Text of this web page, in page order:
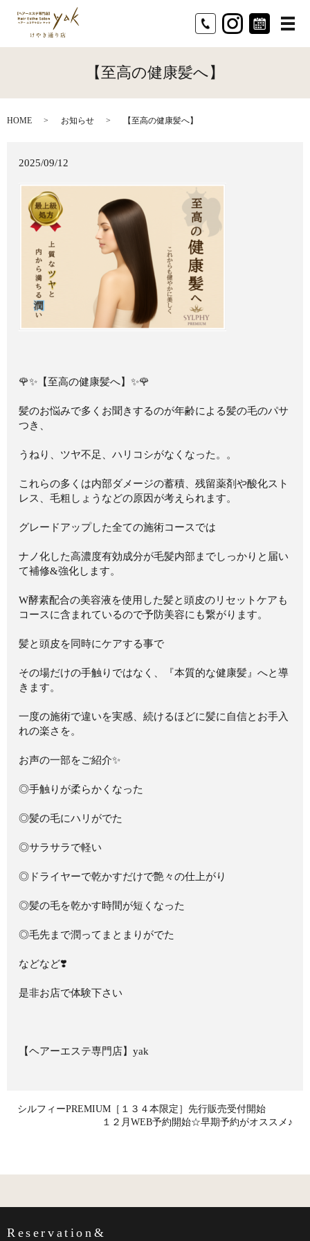
メ
【至高の健康髪へ】
HOME お知らせ 【至高の健康髪へ】
2025/09/12
🌹✨【至高の健康髪へ】✨🌹
髪のお悩みで多くお聞きするのが年齢による髪の毛のパサ
つき、
うねり、ツヤ不足、ハリコシがなくなった。。
これらの多くは内部ダメージの蓄積、残留薬剤や酸化スト
レス、毛粗しょうなどの原因が考えられます。
グレードアップした全ての施術コースでは
ナノ化した高濃度有効成分が毛髪内部までしっかりと届い
て補修&強化します。
W酵素配合の美容液を使用した髪と頭皮のリセットケアも
コースに含まれているので予防美容にも繋がります。
髪と頭皮を同時にケアする事で
その場だけの手触りではなく、『本質的な健康髪』へと導
きます。
一度の施術で違いを実感、続けるほどに髪に自信とお手入
れの楽さを。
お声の一部をご紹介✨
◎手触りが柔らかくなった
◎髪の毛にハリがでた
◎サラサラで軽い
◎ドライヤーで乾かすだけで艶々の仕上がり
◎髪の毛を乾かす時間が短くなった
◎毛先まで潤ってまとまりがでた
などなど❣️
是非お店で体験下さい
【ヘアーエステ専門店】yak
シルフィーPREMIUM［１３４本限定］先行販売受付開始
１２月WEB予約開始☆早期予約がオススメ♪
Reservation&